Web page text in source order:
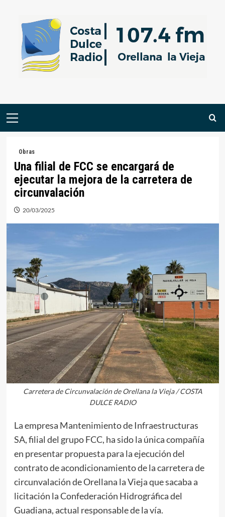
contenido
Menú
Obras
Una filial de FCC se encargará de
ejecutar la mejora de la carretera de
circunvalación
20/03/2025
Carretera de Circunvalación de Orellana la Vieja / COSTA
DULCE RADIO
La empresa Mantenimiento de Infraestructuras
SA, filial del grupo FCC, ha sido la única compañía
en presentar propuesta para la ejecución del
contrato de acondicionamiento de la carretera de
circunvalación de Orellana la Vieja que sacaba a
licitación la Confederación Hidrográfica del
Guadiana, actual responsable de la vía.